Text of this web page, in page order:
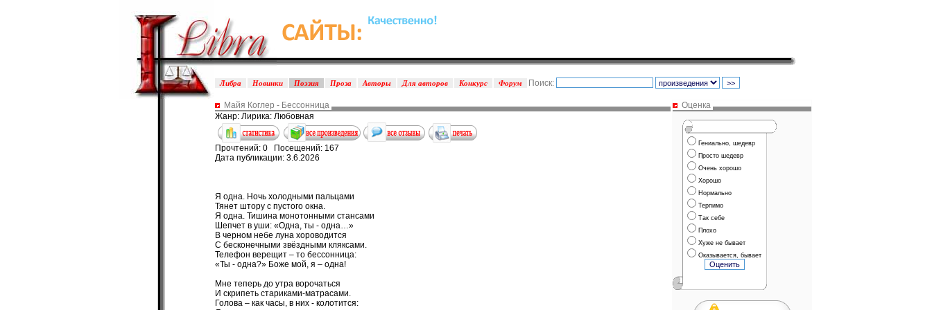
Поиск:
Либра Новинки Поэзия Проза Авторы Для авторов Конкурс Форум
Майя Коглер - Бессонница
Жанр: Лирика: Любовная
Прочтений: 0 Посещений: 167
Дата публикации: 3.6.2026
Я одна. Ночь холодными пальцами
Тянет штору с пустого окна.
Я одна. Тишина монотонными стансами
Шепчет в уши: «Одна, ты - одна…»
В черном небе луна хороводится
С бесконечными звёздными кляксами.
Телефон верещит – то бессонница:
«Ты - одна?» Боже мой, я – одна!
Мне теперь до утра ворочаться
И скрипеть стариками-матрасами.
Голова – как часы, в них - колотится:
Оценка
Гениально, шедевр
Просто шедевр
Очень хорошо
Хорошо
Нормально
Терпимо
Так себе
Плохо
Хуже не бывает
Оказывается, бывает